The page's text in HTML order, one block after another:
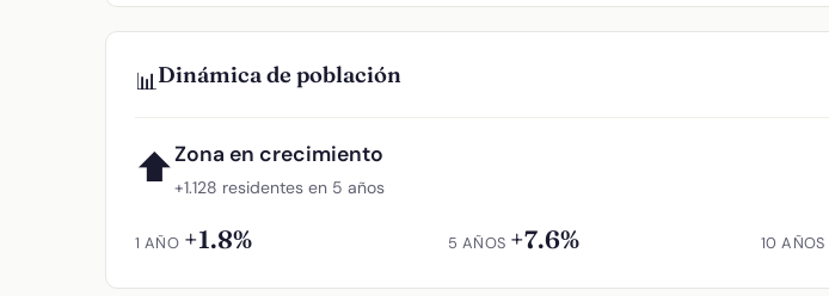
📊Dinámica de población
⬆Zona en crecimiento
+1.128 residentes en 5 años
1 AÑO +1.8% 5 AÑOS +7.6% 10 AÑOS